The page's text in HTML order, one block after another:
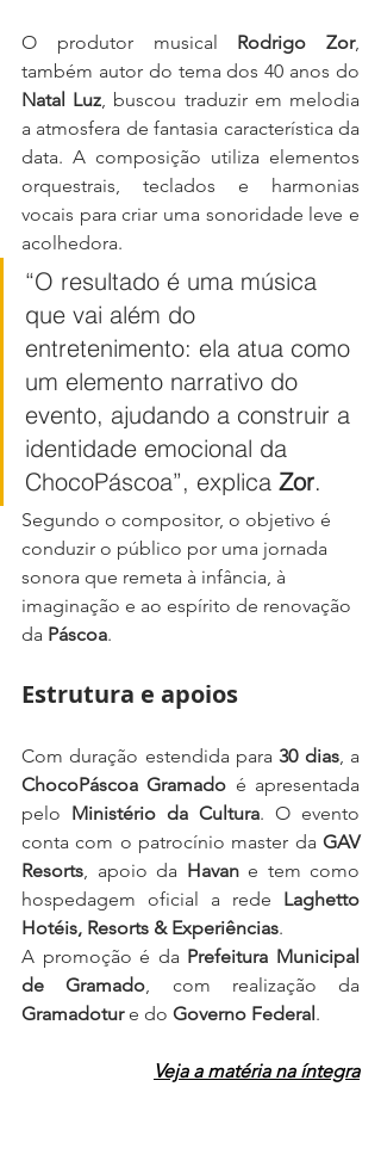
O produtor musical Rodrigo Zor,
Natal Luz, buscou traduzir em melodia
a atmosfera de fantasia característica da
data. A composição utiliza elementos
orquestrais, teclados e harmonias
vocais para criar uma sonoridade leve e
acolhedora.
“O resultado é uma música
que vai além do
entretenimento: ela atua como
um elemento narrativo do
evento, ajudando a construir a
identidade emocional da
ChocoPáscoa”, explica Zor.
Segundo o compositor, o objetivo é
conduzir o público por uma jornada
sonora que remeta à infância, à
imaginação e ao espírito de renovação
da Páscoa.
Estrutura e apoios
Com duração estendida para 30 dias
ChocoPáscoa Gramado é apresentada
pelo Ministério da Cultura. O evento
conta com o patrocínio master da GAV
Resorts, apoio da Havan e tem como
hospedagem oficial a rede Laghetto
Hotéis, Resorts & Experiências.
A promoção é da Prefeitura Municipal
de Gramado
Gramadotur e do Governo Federal.
Veja a matéria na íntegra